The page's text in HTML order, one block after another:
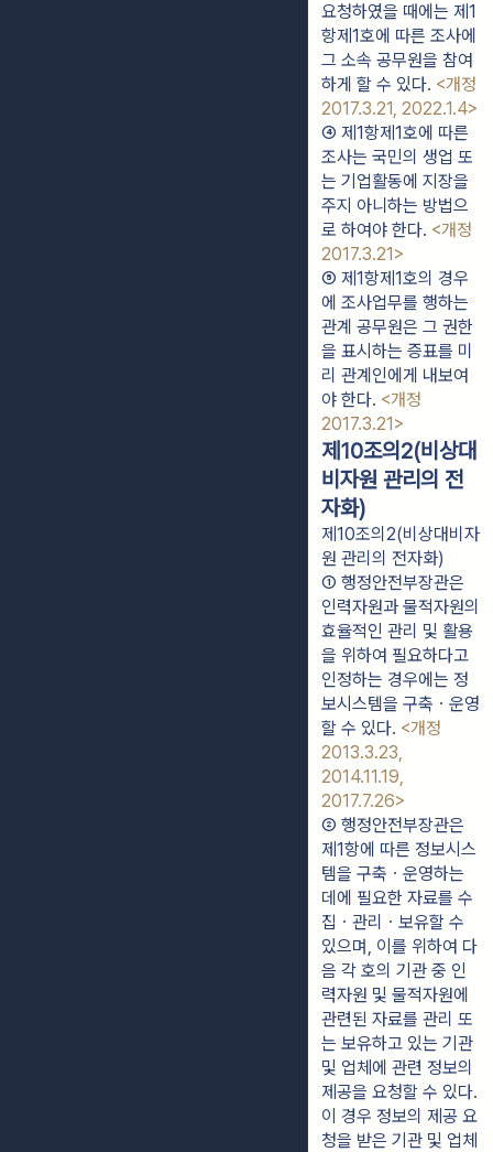
요청하였을 때에는 제1
항제1호에 따른 조사에
그 소속 공무원을 참여
하게 할 수 있다. <개정
2017.3.21, 2022.1.4>
④ 제1항제1호에 따른
조사는 국민의 생업 또
는 기업활동에 지장을
주지 아니하는 방법으
로 하여야 한다. <개정
2017.3.21>
⑤ 제1항제1호의 경우
에 조사업무를 행하는
관계 공무원은 그 권한
을 표시하는 증표를 미
리 관계인에게 내보여
야 한다. <개정
2017.3.21>
제10조의2(비상대
비자원 관리의 전
자화)
제10조의2(비상대비자
원 관리의 전자화)
① 행정안전부장관은
인력자원과 물적자원의
효율적인 관리 및 활용
을 위하여 필요하다고
인정하는 경우에는 정
보시스템을 구축ㆍ운영
할 수 있다. <개정
2013.3.23,
2014.11.19,
2017.7.26>
② 행정안전부장관은
제1항에 따른 정보시스
템을 구축ㆍ운영하는
데에 필요한 자료를 수
집ㆍ관리ㆍ보유할 수
있으며, 이를 위하여 다
음 각 호의 기관 중 인
력자원 및 물적자원에
관련된 자료를 관리 또
는 보유하고 있는 기관
및 업체에 관련 정보의
제공을 요청할 수 있다.
이 경우 정보의 제공 요
청을 받은 기관 및 업체